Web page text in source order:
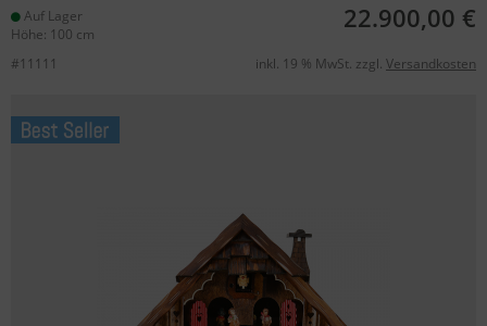
Auf Lager
Höhe: 100 cm
22.900,00 €
#11111 inkl. 19 % MwSt. zzgl. Versandkosten